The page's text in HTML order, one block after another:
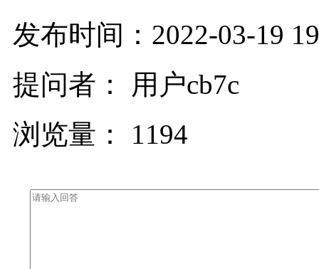
发布时间：2022-03-19
提问者： 用户cb7c
浏览量： 1194